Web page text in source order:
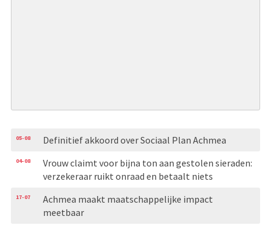
05-08 Definitief akkoord over Sociaal Plan Achmea
04-08
Vrouw claimt voor bijna ton aan gestolen sieraden:
verzekeraar ruikt onraad en betaalt niets
17-07
Achmea maakt maatschappelijke impact
meetbaar